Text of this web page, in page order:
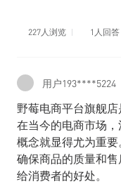
227人浏览 1人回答
用户193****5224
野莓电商平台旗舰店
在当今的电商市场
概念就显得尤为重
确保商品的质量和
给消费者的好处。